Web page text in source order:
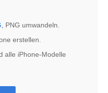
, PNG umwandeln.
erstellen.
alle iPhone-Modelle